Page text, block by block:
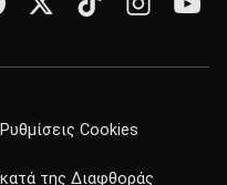
Ρυθμίσεις Cookies
κατά της Διαφθοράς